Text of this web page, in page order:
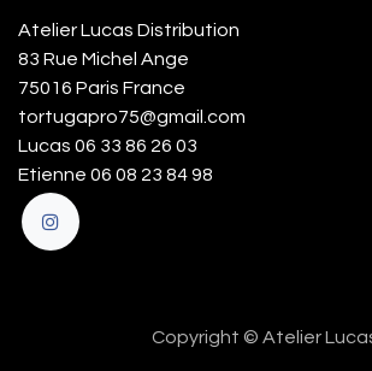
Atelier Lucas Distribution
83 Rue Michel Ange
75016 Paris France
tortugapro75@gmail.com
Lucas 06 33 86 26 03
Etienne 06 08 23 84 98
Copyright © Atelier